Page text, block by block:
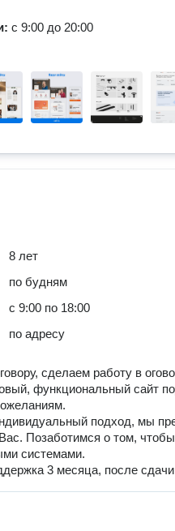
с 9:00 до 20:00
8 лет
по будням
с 9:00 по 18:00
по адресу
сделаем работу в
функциональный сайт
подход, мы
Позаботимся о том,
системами.
3 месяца, после